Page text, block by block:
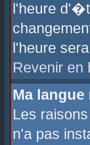
l'heure
l'heure
Revenir en
Ma
Les
n'a pas